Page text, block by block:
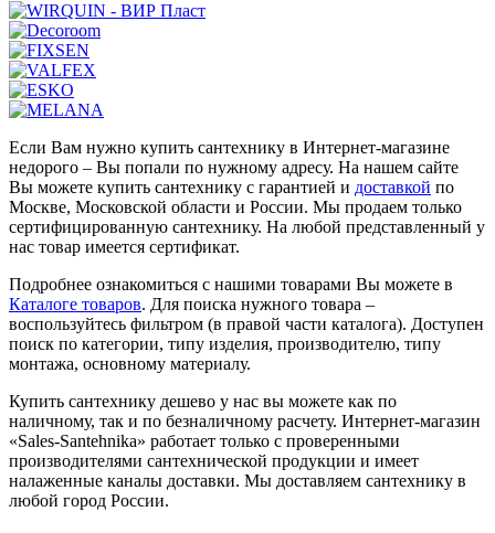
Если Вам нужно купить сантехнику в Интернет-магазине
недорого – Вы попали по нужному адресу. На нашем сайте
Вы можете купить сантехнику с гарантией и доставкой по
Москве, Московской области и России. Мы продаем только
сертифицированную сантехнику. На любой представленный у
нас товар имеется сертификат.
Подробнее ознакомиться с нашими товарами Вы можете в
Каталоге товаров. Для поиска нужного товара –
воспользуйтесь фильтром (в правой части каталога). Доступен
поиск по категории, типу изделия, производителю, типу
монтажа, основному материалу.
Купить сантехнику дешево у нас вы можете как по
наличному, так и по безналичному расчету. Интернет-магазин
«Sales-Santehnika» работает только с проверенными
производителями сантехнической продукции и имеет
налаженные каналы доставки. Мы доставляем сантехнику в
любой город России.